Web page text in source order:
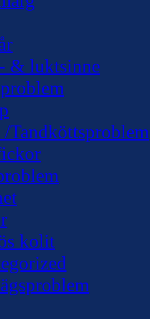
& luktsinne
/Tandköttsproblem
kolit